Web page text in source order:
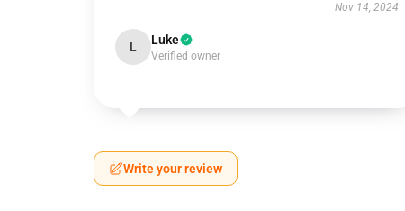
Nov 14, 2024
L Luke
Verified owner
Write your review